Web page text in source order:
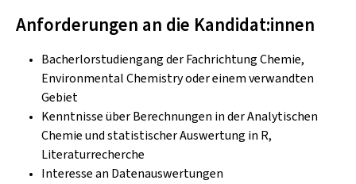
Anforderungen an die Kandidat:innen
Bacherlorstudiengang der Fachrichtung Chemie,
Environmental Chemistry oder einem verwandten
Gebiet
Kenntnisse über Berechnungen in der Analytischen
Chemie und statistischer Auswertung in R,
Literaturrecherche
Interesse an Datenauswertungen